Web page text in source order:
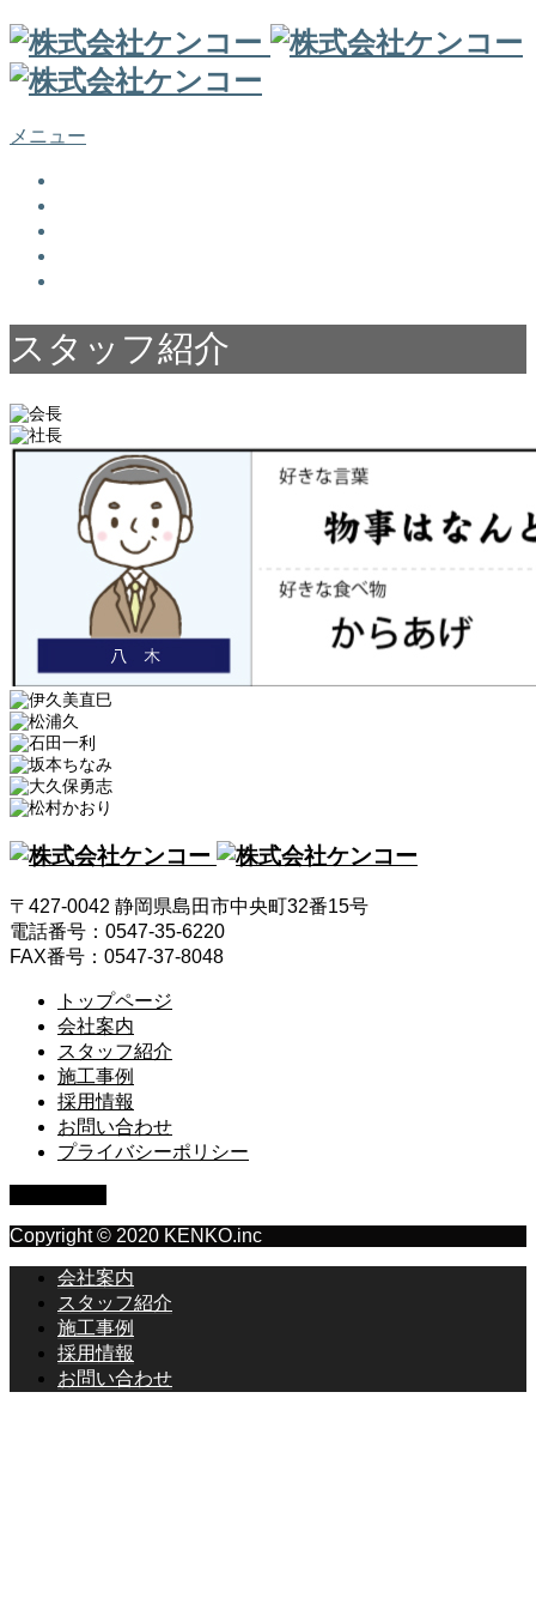
メニュー
スタッフ紹介
〒427-0042 静岡県島田市中央町32番15号
電話番号：0547-35-6220
FAX番号：0547-37-8048
トップページ
会社案内
スタッフ紹介
施工事例
採用情報
お問い合わせ
プライバシーポリシー
Copyright © 2020 KENKO.inc
会社案内
スタッフ紹介
施工事例
採用情報
お問い合わせ